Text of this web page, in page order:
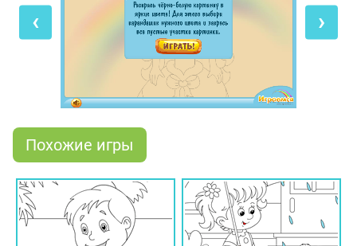
цветов для красивого наряда принцессы, которая
так хочет понравиться прекрасному принцу на
балу! Также в разделе с раскрасками на сайте
"Играемся" есть множество других раскрасок на
‹ ›
Похожие игры